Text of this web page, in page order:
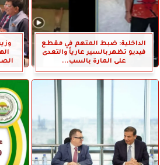
الداخلية: ضبط المتهم في مقطع
فيديو تظهربالسير عارياً والتعدى
على المارة بالسب...